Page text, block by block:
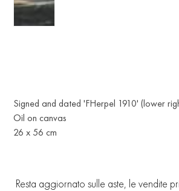
Signed and dated 'FHerpel 1910' (lower
Oil on canvas
26 x 56 cm
Resta aggiornato sulle aste, le vendite